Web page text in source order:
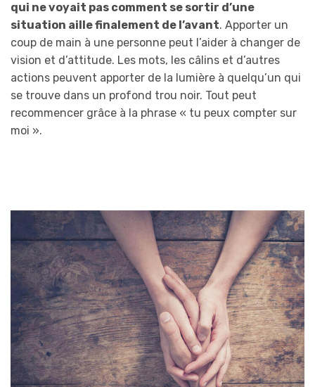
qui ne voyait pas comment se sortir d’une
situation aille finalement de l’avant. Apporter un
coup de main à une personne peut l’aider à changer de
vision et d’attitude. Les mots, les câlins et d’autres
actions peuvent apporter de la lumière à quelqu’un qui
se trouve dans un profond trou noir. Tout peut
recommencer grâce à la phrase « tu peux compter sur
moi ».